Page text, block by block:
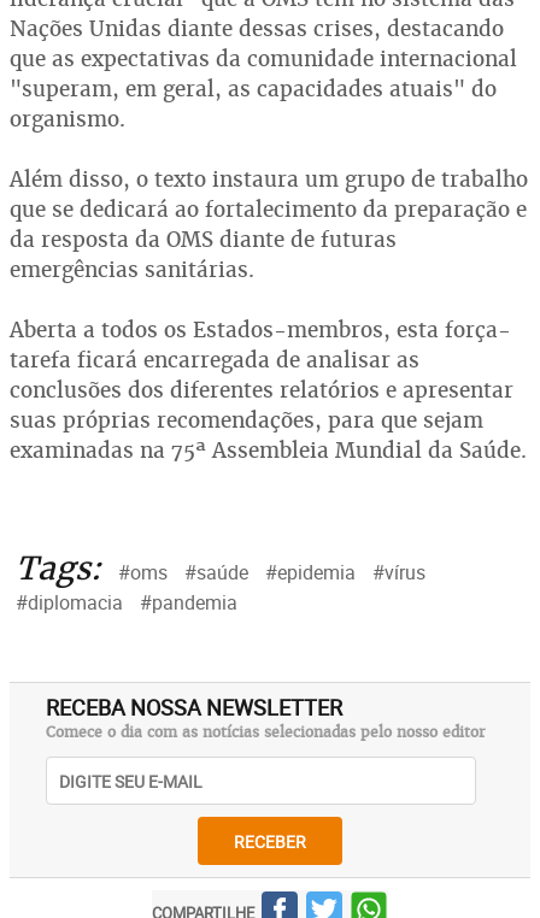
Nações Unidas diante dessas crises, destacando
que as expectativas da comunidade internacional
"superam, em geral, as capacidades atuais" do
organismo.
Além disso, o texto instaura um grupo de trabalho
que se dedicará ao fortalecimento da preparação e
da resposta da OMS diante de futuras
emergências sanitárias.
Aberta a todos os Estados-membros, esta força-
tarefa ficará encarregada de analisar as
conclusões dos diferentes relatórios e apresentar
suas próprias recomendações, para que sejam
examinadas na 75ª Assembleia Mundial da Saúde.
Tags: #oms #saúde #epidemia
#vírus
#diplomacia
#pandemia
RECEBA NOSSA NEWSLETTER
Comece o dia com as notícias selecionadas pelo nosso editor
RECEBER
COMPARTILHE